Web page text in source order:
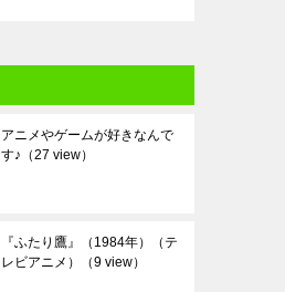
アニメやゲームが好きなんで
す♪ （27 view）
『ふたり鷹』（1984年）（テ
レビアニメ）
（9 view）